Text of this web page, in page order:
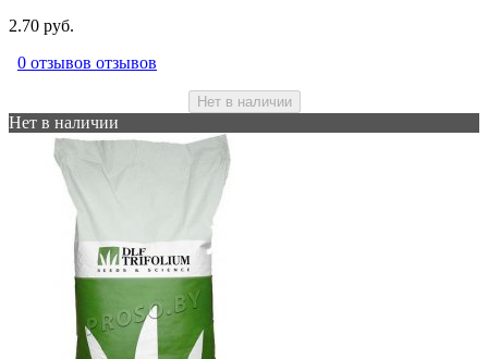
2.70 руб.
0 отзывов отзывов
Нет в наличии
Нет в наличии